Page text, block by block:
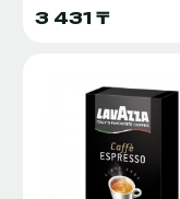
3 431 ₸